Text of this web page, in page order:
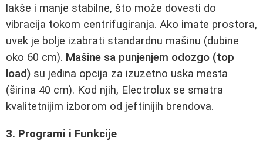
lakše i manje stabilne, što može dovesti do
vibracija tokom centrifugiranja. Ako imate prostora,
uvek je bolje izabrati standardnu mašinu (dubine
oko 60 cm). Mašine sa punjenjem odozgo (top
load) su jedina opcija za izuzetno uska mesta
(širina 40 cm). Kod njih, Electrolux se smatra
kvalitetnijim izborom od jeftinijih brendova.
3. Programi i Funkcije